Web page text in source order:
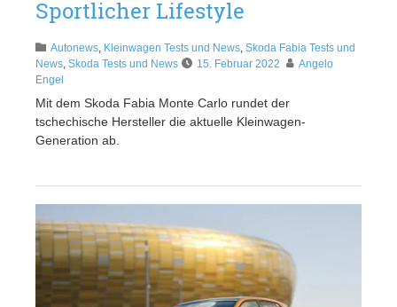
Sportlicher Lifestyle
Autonews Kleinwagen Tests und News Skoda Fabia Tests und
News Skoda Tests und News 15. Februar 2022
Angelo
Engel
Mit dem Skoda Fabia Monte Carlo rundet der
tschechische Hersteller die aktuelle Kleinwagen-
Generation ab.